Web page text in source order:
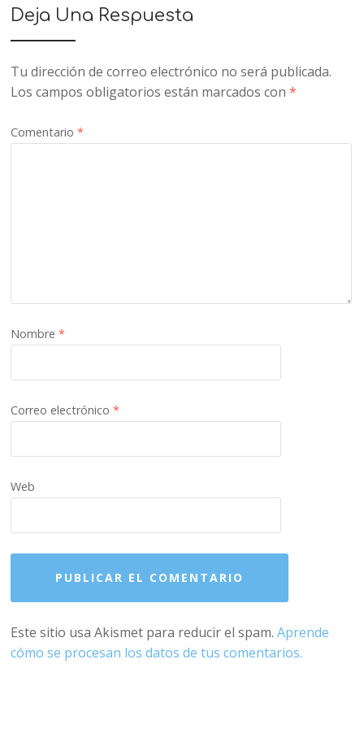
Deja Una Respuesta
Tu dirección de correo electrónico no será publicada.
Los campos obligatorios están marcados con*
Comentario*
Nombre*
Correo electrónico*
Web
Este sitio usa Akismet para reducir el spam.Aprende
cómo se procesan los datos de tus comentarios.